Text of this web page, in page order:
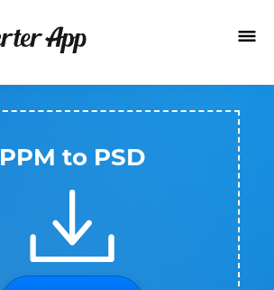
PPM to PSD